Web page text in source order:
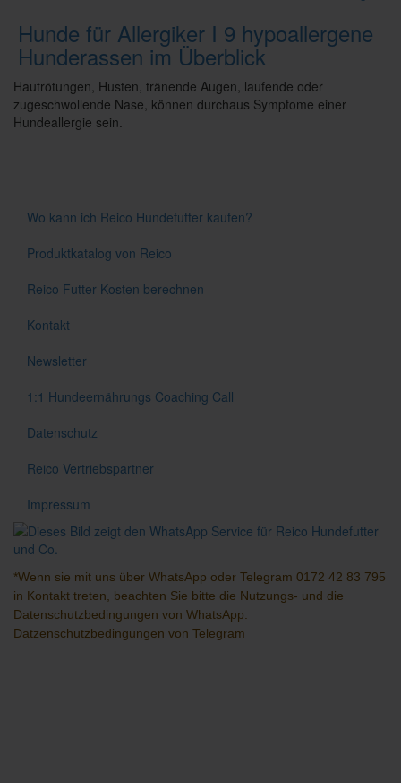
Hunde für Allergiker I 9 hypoallergene
Hunderassen im Überblick
Hautrötungen, Husten, tränende Augen, laufende oder
zugeschwollende Nase, können durchaus Symptome einer
Hundeallergie sein.
Wo kann ich Reico Hundefutter kaufen?
Produktkatalog von Reico
Reico Futter Kosten berechnen
Kontakt
Newsletter
1:1 Hundeernährungs Coaching Call
Datenschutz
Reico Vertriebspartner
Impressum
*Wenn sie mit uns über WhatsApp oder Telegram 0172 42 83 795
in Kontakt treten, beachten Sie bitte die Nutzungs- und die
Datenschutzbedingungen von WhatsApp.
Datzenschutzbedingungen von Telegram